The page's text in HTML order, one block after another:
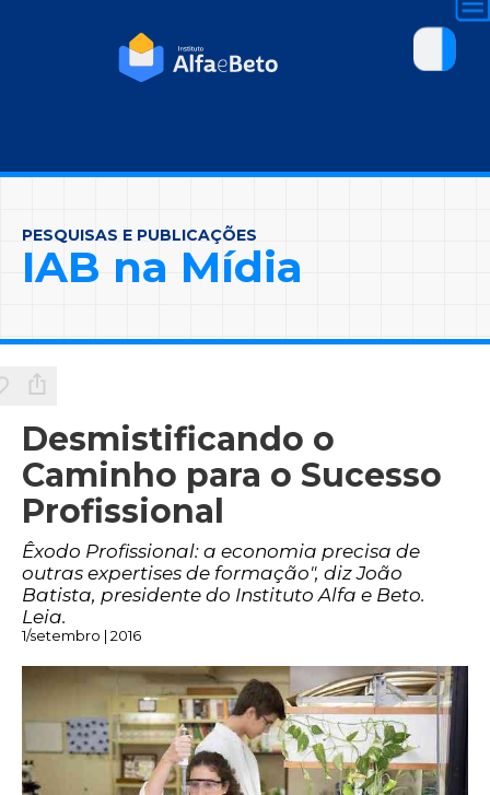
PESQUISAS E PUBLICAÇÕES
IAB na Mídia
Desmistificando o
Caminho para o Sucesso
Profissional
Êxodo Profissional: a economia precisa de
outras expertises de formação", diz João
Batista, presidente do Instituto Alfa e Beto.
Leia.
1/setembro | 2016